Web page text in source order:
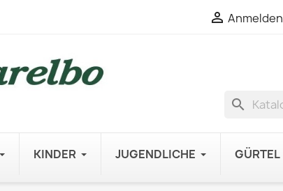
 Anmelden
search
KINDER JUGENDLICHE GÜRTEL